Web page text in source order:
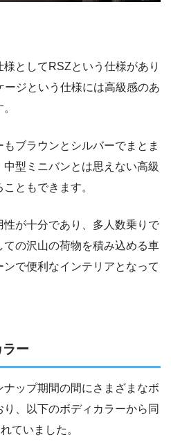
としてRSZという仕様があり
ージという仕様には高級感のあ
ブラウンとシルバーでまとま
型ミニバンとは思えない高級
ともできます。
が十分であり、多人数乗りで
ての沢山の荷物を積み込める車
で便利なインテリアとなって
ー
ップ期間の間にさまざまなボ
、以下のボディカラーから同
ていました。